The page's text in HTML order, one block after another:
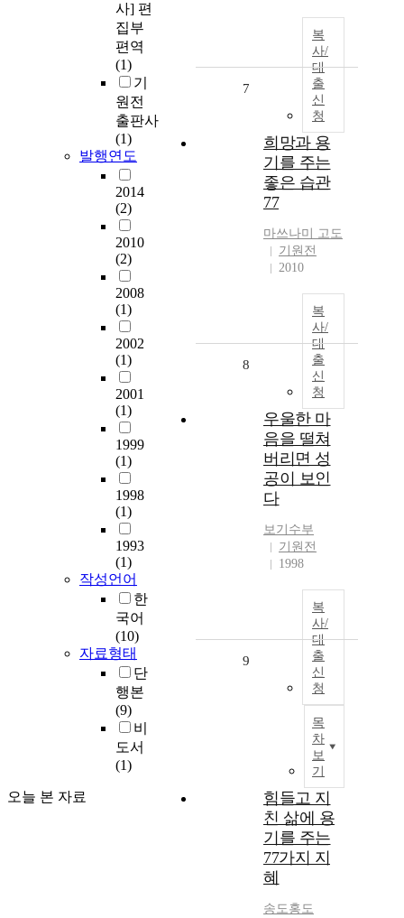
사] 편
집부
편역
(1)
기
원전
출판사
(1)
발행연도
2014
(2)
2010
(2)
2008
(1)
2002
(1)
2001
(1)
1999
(1)
1998
(1)
1993
(1)
작성언어
한
국어
(10)
자료형태
단
행본
(9)
비
도서
(1)
오늘 본 자료
복
사/
대
출
신
청
7
희망과 용
기를 주는
좋은 습관
77
마쓰나미 고도
기원전
2010
복
사/
대
출
신
청
8
우울한 마
음을 떨쳐
버리면 성
공이 보인
다
보기수부
기원전
1998
복
사/
대
출
신
청
목
차
보
기
9
힘들고 지
친 삶에 용
기를 주는
77가지 지
혜
송도홍도